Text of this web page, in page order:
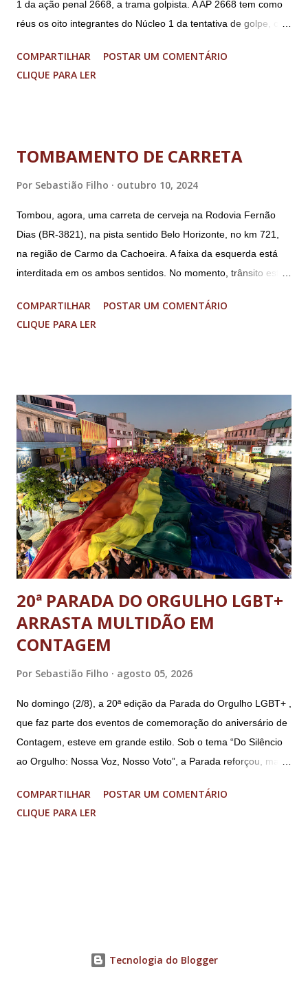
1 da ação penal 2668, a trama golpista. A AP 2668 tem como
réus os oito integrantes do Núcleo 1 da tentativa de golpe, ou
(PGR): o deputado federal Alexandre Ramagem, ex-diretor da
Agência Brasileira de Inteligência (Abin); o almirante Almir
Segurança Institucional (GSI); o tenente-coronel Mauro Cid,
Sérgio Nogueira, ex-ministro da Defesa; e o general da
reserva Walter Braga Netto, ex-ministro da Casa Civil e da
Defesa. A acusação envolveu os crimes de tentativa de
abolição violenta do Estado Democrático de Direito, golpe de
COMPARTILHAR
POSTAR UM COMENTÁRIO
CLIQUE PARA LER
TOMBAMENTO DE CARRETA
Por Sebastião Filho outubro 10, 2024
Tombou, agora, uma carreta de cerveja na Rodovia Fernão
Dias (BR-3821), na pista sentido Belo Horizonte, no km 721,
na região de Carmo da Cachoeira. A faixa da esquerda está
interditada em os ambos sentidos. No momento, trânsito está
Imagens @transitofernaodias *Por Sebastião Filho
COMPARTILHAR
POSTAR UM COMENTÁRIO
CLIQUE PARA LER
20ª PARADA DO ORGULHO LGBT+
ARRASTA MULTIDÃO EM
CONTAGEM
Por Sebastião Filho agosto 05, 2026
No domingo (2/8), a 20ª edição da Parada do Orgulho LGBT+ ,
que faz parte dos eventos de comemoração do aniversário de
Contagem, esteve em grande estilo. Sob o tema “Do Silêncio
ao Orgulho: Nossa Voz, Nosso Voto”, a Parada reforçou, mais
município. A concentração foi na Praça da Glória, que estava
preparada com um palco e contou com diversos shows,
por ser um movimento de resistência, de ocupação das ruas e
COMPARTILHAR
POSTAR UM COMENTÁRIO
CLIQUE PARA LER
Tecnologia do Blogger